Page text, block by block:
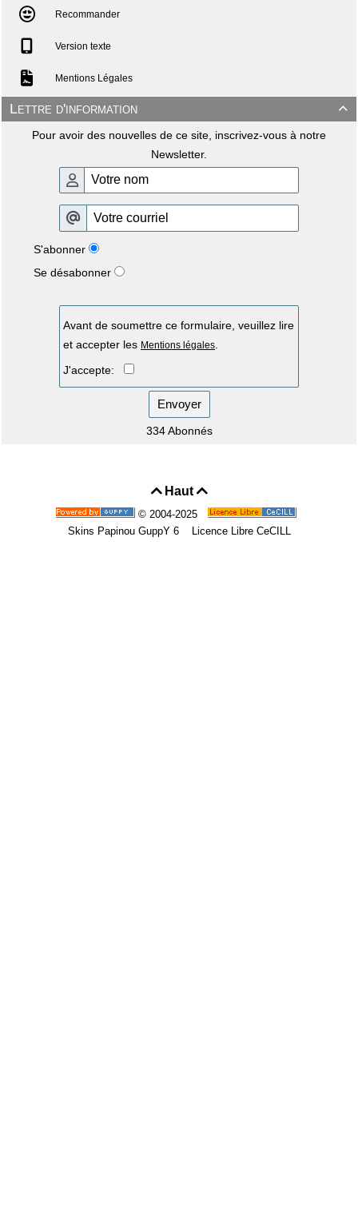
Recommander
Version texte
Mentions Légales

Lettre d'information
Pour avoir des nouvelles de ce site, inscrivez-vous à notre
Newsletter.
S'abonner
Se désabonner
Avant de soumettre ce formulaire, veuillez lire
et accepter les Mentions légales
J'accepte:
Envoyer
334 Abonnés
Haut 
© 2004-2025
Skins Papinou GuppY 6
Licence Libre CeCILL